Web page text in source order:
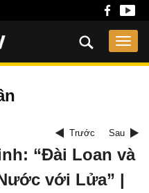
Trước Sau
“Đài Loan và
với Lửa” |